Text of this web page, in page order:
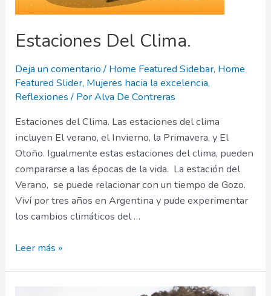
Estaciones Del Clima.
Deja un comentario / Home Featured Sidebar, Home
Featured Slider, Mujeres hacia la excelencia,
Reflexiones/ PorAlva De Contreras
Estaciones del Clima. Las estaciones del clima
incluyen El verano, el Invierno, la Primavera, y El
Otoño. Igualmente estas estaciones del clima, pueden
compararse a las épocas de la vida. La estación del
Verano, se puede relacionar con un tiempo de Gozo.
Viví por tres años en Argentina y pude experimentar
los cambios climáticos del …
Estaciones
Leer más »